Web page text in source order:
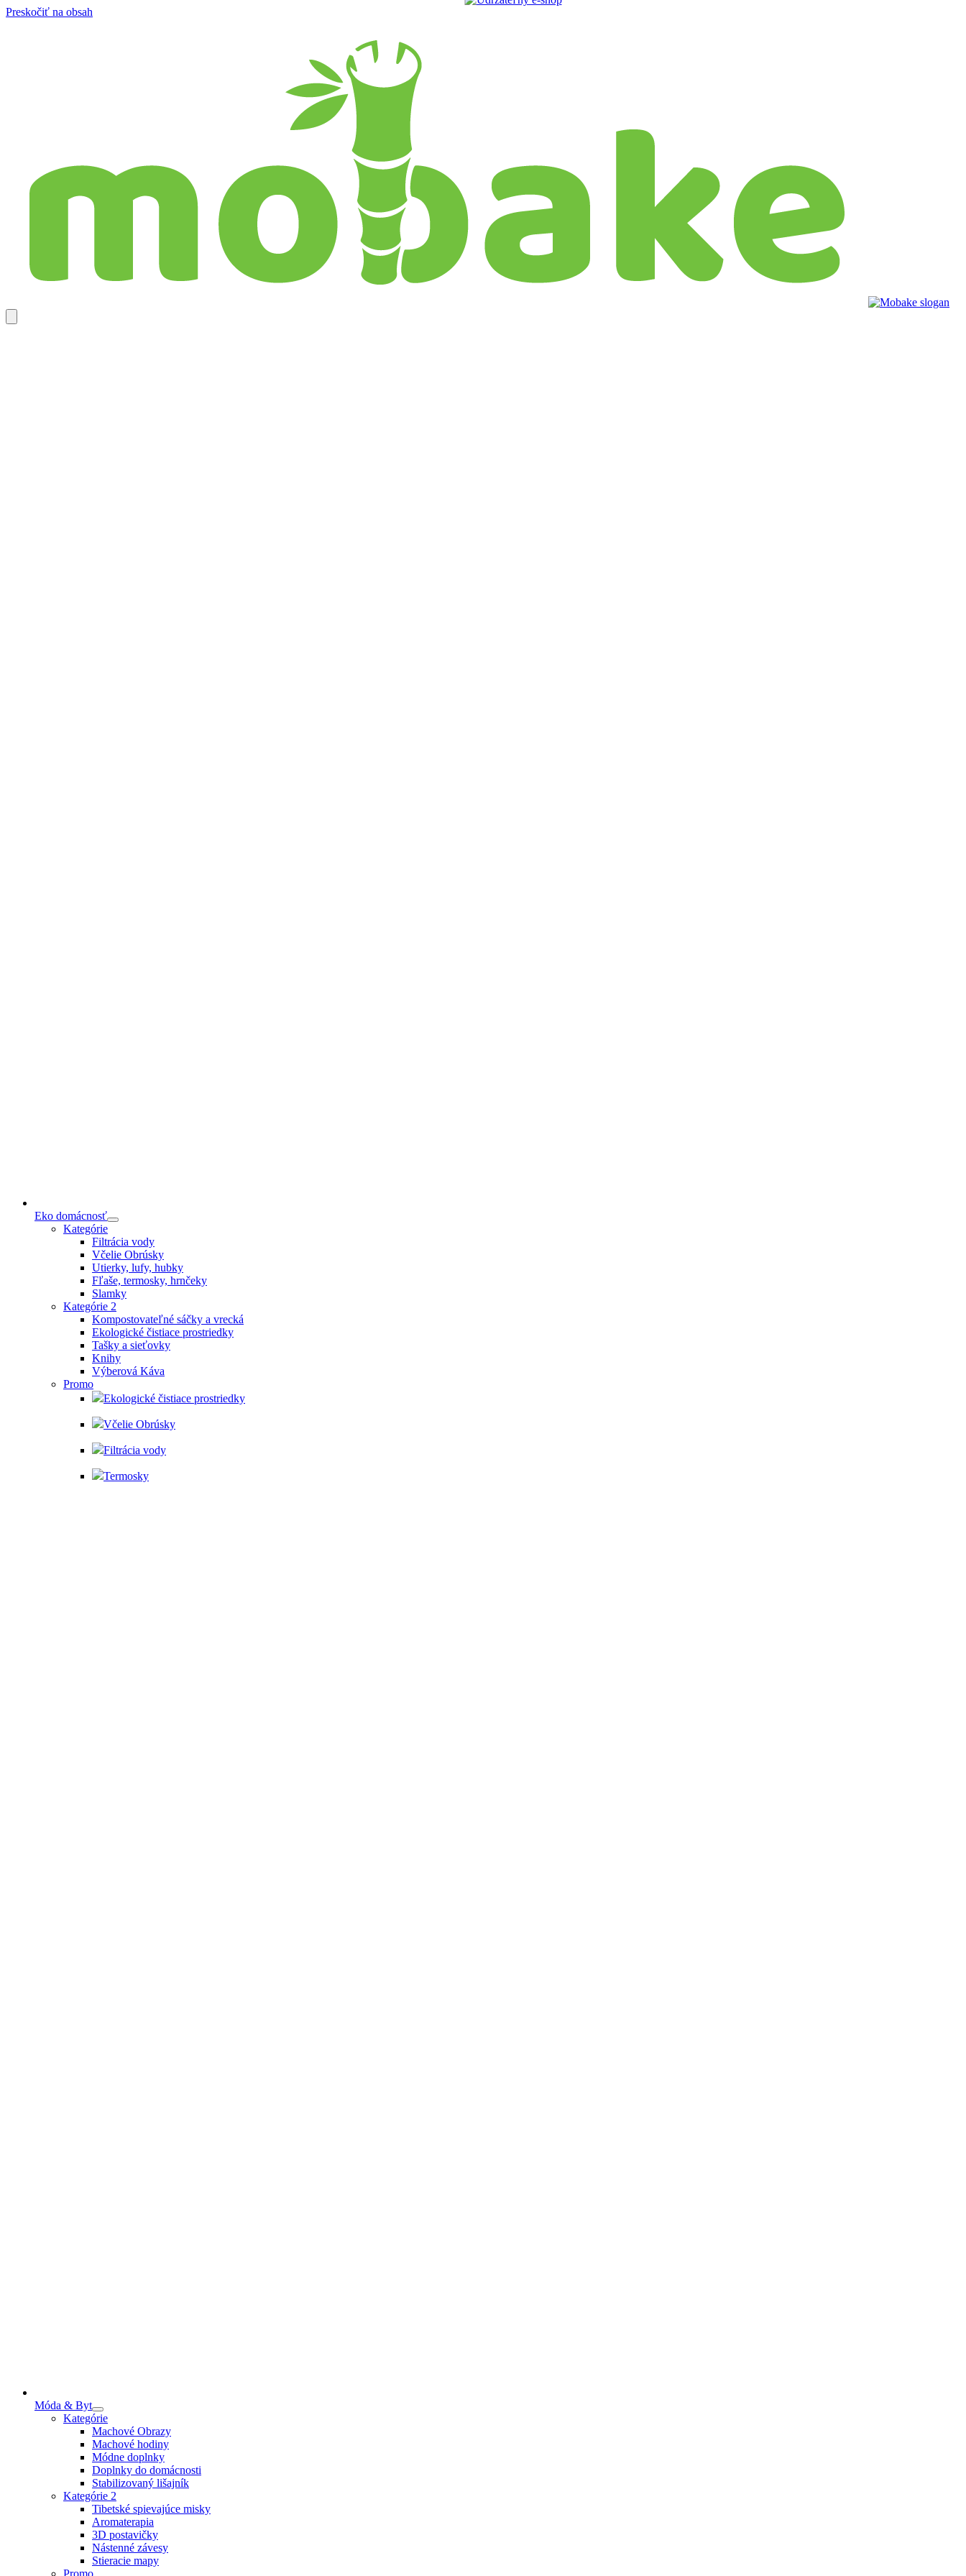
Preskočiť na obsah
Eko domácnosť
Kategórie
Filtrácia vody
Včelie Obrúsky
Utierky, lufy, hubky
Fľaše, termosky, hrnčeky
Slamky
Kategórie 2
Kompostovateľné sáčky a vrecká
Ekologické čistiace prostriedky
Tašky a sieťovky
Knihy
Výberová Káva
Promo
Ekologické čistiace prostriedky
Včelie Obrúsky
Filtrácia vody
Termosky
Móda & Byt
Kategórie
Machové Obrazy
Machové hodiny
Módne doplnky
Doplnky do domácnosti
Stabilizovaný lišajník
Kategórie 2
Tibetské spievajúce misky
Aromaterapia
3D postavičky
Nástenné závesy
Stieracie mapy
Promo